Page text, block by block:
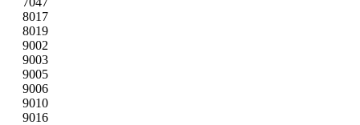
8017
8019
9002
9003
9005
9006
9010
9016